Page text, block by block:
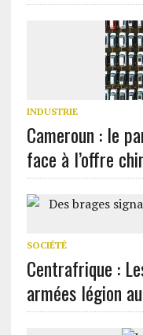
INDUSTRIE
Cameroun : le
face à l’offre
SOCIÉTÉ
Centrafrique :
armées légion